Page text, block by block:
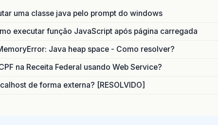
uma classe java pelo prompt do windows
executar função JavaScript após página carregada
Java heap space - Como resolver?
na Receita Federal usando Web Service?
de forma externa? [RESOLVIDO]